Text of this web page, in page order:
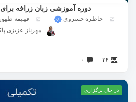
دوره آموزشی زبان زرافه برای
خاطره خسروی فهیمه
مهرناز عزیزی
۲۶ ۰
در حال برگزاری